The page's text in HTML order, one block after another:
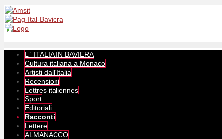
L ' ITALIA IN BAVIERA
Cultura italiana a Monaco
Artisti dall'Italia
Recensioni
Lettres italiennes
Sport
Editoriali
Racconti
Lettere
ALMANACCO